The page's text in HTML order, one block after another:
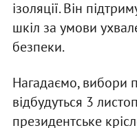
ізоляції. Він
шкіл за умови
безпеки.
Нагадаємо, вибори
відбудуться 3
президентське